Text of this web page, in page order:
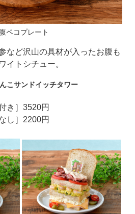
ペコプレート
など沢山の具材が入ったお腹も
イトシチュー。
こサンドイッチタワー
き］3520円
し］2200円